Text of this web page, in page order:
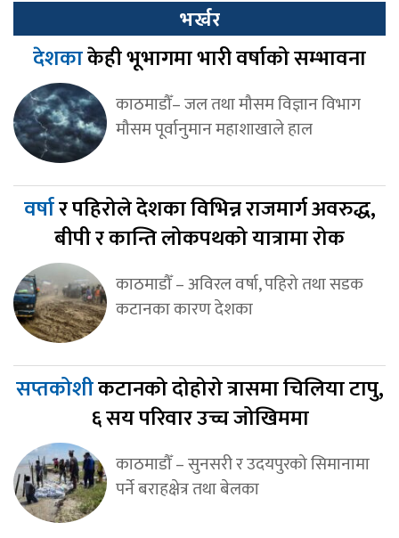
भर्खर
देशकाकेही भूभागमा भारी वर्षाको सम्भावना
काठमाडौँ– जल तथा मौसम विज्ञान विभाग
मौसम पूर्वानुमान महाशाखाले हाल
वर्षार पहिरोले देशका विभिन्न राजमार्ग अवरुद्ध,
बीपी र कान्ति लोकपथको यात्रामा रोक
काठमाडौँ – अविरल वर्षा, पहिरो तथा सडक
कटानका कारण देशका
सप्तकोशीकटानको दोहोरो त्रासमा चिलिया टापु,
६ सय परिवार उच्च जोखिममा
काठमाडौँ – सुनसरी र उदयपुरको सिमानामा
पर्ने बराहक्षेत्र तथा बेलका